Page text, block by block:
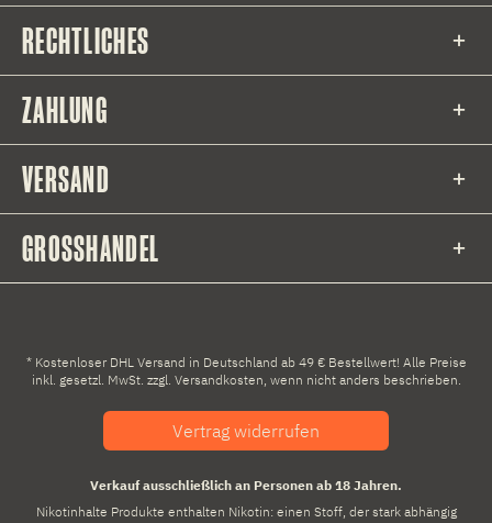
RECHTLICHES
ZAHLUNG
VERSAND
GROSSHANDEL
* Kostenloser DHL Versand in Deutschland ab 49 € Bestellwert! Alle Preise
inkl. gesetzl. MwSt. zzgl. Versandkosten , wenn nicht anders beschrieben.
Vertrag widerrufen
Verkauf ausschließlich an Personen ab 18 Jahren.
Nikotinhalte Produkte enthalten Nikotin: einen Stoff, der stark abhängig